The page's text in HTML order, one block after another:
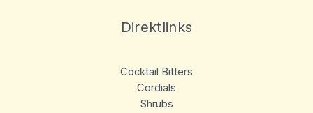
Direktlinks
Cocktail Bitters
Cordials
Shrubs